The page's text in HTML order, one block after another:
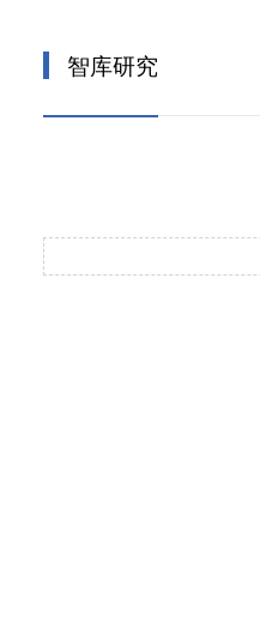
智库研究